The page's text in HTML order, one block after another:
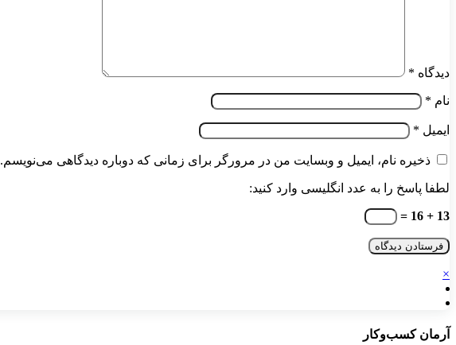
دیدگاه *
نام *
ایمیل *
ذخیره نام، ایمیل و وبسایت من در مرورگر برای زمانی که دوباره دیدگاهی می‌نویسم.
لطفا پاسخ را به عدد انگلیسی وارد کنید:
13 + 16 =
×
آرمان کسب‌وکار